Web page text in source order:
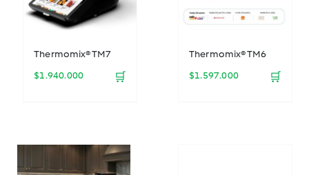
Thermomix® TM7
$1.940.000 🛒
Thermomix® TM6
$1.597.000 🛒